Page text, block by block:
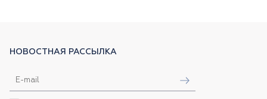
НОВОСТНАЯ РАССЫЛКА